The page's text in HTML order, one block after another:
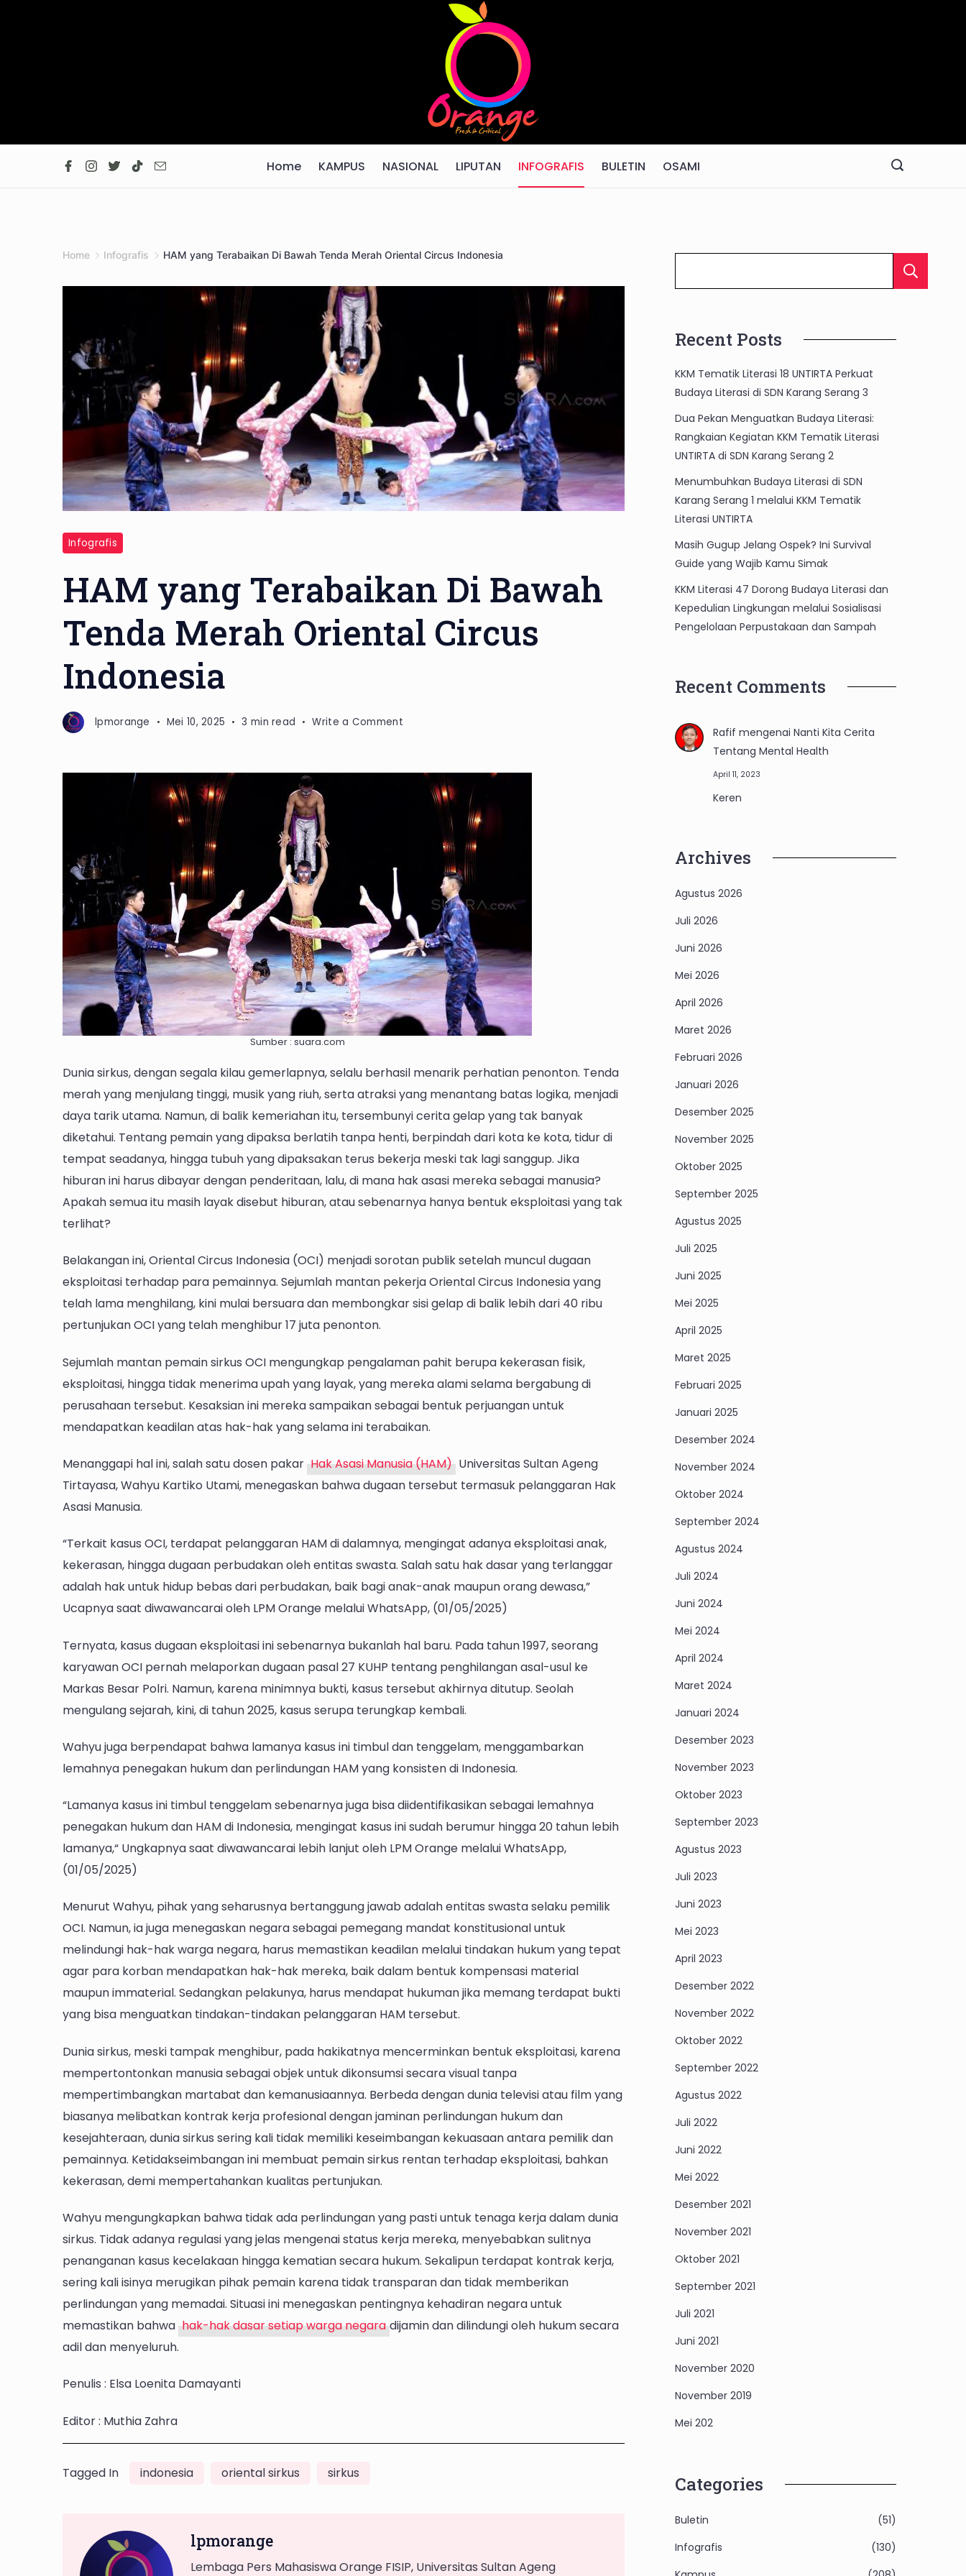
Home KAMPUS NASIONAL LIPUTAN INFOGRAFIS BULETIN OSAMI
Home Infografis HAM yang Terabaikan Di Bawah Tenda Merah Oriental Circus Indonesia
Infografis
HAM yang Terabaikan Di Bawah
Tenda Merah Oriental Circus
Indonesia
lpmorange Mei 10, 2025 3 min read Write a Commenton
Terabaikan
Bawah
Indonesia
Sumber : suara.com
Dunia sirkus, dengan segala kilau gemerlapnya, selalu berhasil menarik perhatian penonton. Tenda
merah yang menjulang tinggi, musik yang riuh, serta atraksi yang menantang batas logika, menjadi
daya tarik utama. Namun, di balik kemeriahan itu, tersembunyi cerita gelap yang tak banyak
diketahui. Tentang pemain yang dipaksa berlatih tanpa henti, berpindah dari kota ke kota, tidur di
tempat seadanya, hingga tubuh yang dipaksakan terus bekerja meski tak lagi sanggup. Jika
hiburan ini harus dibayar dengan penderitaan, lalu, di mana hak asasi mereka sebagai manusia?
Apakah semua itu masih layak disebut hiburan, atau sebenarnya hanya bentuk eksploitasi yang tak
terlihat?
Belakangan ini, Oriental Circus Indonesia (OCI) menjadi sorotan publik setelah muncul dugaan
eksploitasi terhadap para pemainnya. Sejumlah mantan pekerja Oriental Circus Indonesia yang
telah lama menghilang, kini mulai bersuara dan membongkar sisi gelap di balik lebih dari 40 ribu
pertunjukan OCI yang telah menghibur 17 juta penonton.
Sejumlah mantan pemain sirkus OCI mengungkap pengalaman pahit berupa kekerasan fisik,
eksploitasi, hingga tidak menerima upah yang layak, yang mereka alami selama bergabung di
perusahaan tersebut. Kesaksian ini mereka sampaikan sebagai bentuk perjuangan untuk
mendapatkan keadilan atas hak-hak yang selama ini terabaikan.
Menanggapi hal ini, salah satu dosen pakar Hak Asasi Manusia (HAM) Universitas Sultan Ageng
Tirtayasa, Wahyu Kartiko Utami, menegaskan bahwa dugaan tersebut termasuk pelanggaran Hak
Asasi Manusia.
“Terkait kasus OCI, terdapat pelanggaran HAM di dalamnya, mengingat adanya eksploitasi anak,
kekerasan, hingga dugaan perbudakan oleh entitas swasta. Salah satu hak dasar yang terlanggar
adalah hak untuk hidup bebas dari perbudakan, baik bagi anak-anak maupun orang dewasa,”
Ucapnya saat diwawancarai oleh LPM Orange melalui WhatsApp, (01/05/2025)
Ternyata, kasus dugaan eksploitasi ini sebenarnya bukanlah hal baru. Pada tahun 1997, seorang
karyawan OCI pernah melaporkan dugaan pasal 27 KUHP tentang penghilangan asal-usul ke
Markas Besar Polri. Namun, karena minimnya bukti, kasus tersebut akhirnya ditutup. Seolah
mengulang sejarah, kini, di tahun 2025, kasus serupa terungkap kembali.
Wahyu juga berpendapat bahwa lamanya kasus ini timbul dan tenggelam, menggambarkan
lemahnya penegakan hukum dan perlindungan HAM yang konsisten di Indonesia.
“Lamanya kasus ini timbul tenggelam sebenarnya juga bisa diidentifikasikan sebagai lemahnya
penegakan hukum dan HAM di Indonesia, mengingat kasus ini sudah berumur hingga 20 tahun lebih
lamanya,“ Ungkapnya saat diwawancarai lebih lanjut oleh LPM Orange melalui WhatsApp,
(01/05/2025)
Menurut Wahyu, pihak yang seharusnya bertanggung jawab adalah entitas swasta selaku pemilik
OCI. Namun, ia juga menegaskan negara sebagai pemegang mandat konstitusional untuk
melindungi hak-hak warga negara, harus memastikan keadilan melalui tindakan hukum yang tepat
agar para korban mendapatkan hak-hak mereka, baik dalam bentuk kompensasi material
maupun immaterial. Sedangkan pelakunya, harus mendapat hukuman jika memang terdapat bukti
yang bisa menguatkan tindakan-tindakan pelanggaran HAM tersebut.
Dunia sirkus, meski tampak menghibur, pada hakikatnya mencerminkan bentuk eksploitasi, karena
mempertontonkan manusia sebagai objek untuk dikonsumsi secara visual tanpa
mempertimbangkan martabat dan kemanusiaannya. Berbeda dengan dunia televisi atau film yang
biasanya melibatkan kontrak kerja profesional dengan jaminan perlindungan hukum dan
kesejahteraan, dunia sirkus sering kali tidak memiliki keseimbangan kekuasaan antara pemilik dan
pemainnya. Ketidakseimbangan ini membuat pemain sirkus rentan terhadap eksploitasi, bahkan
kekerasan, demi mempertahankan kualitas pertunjukan.
Wahyu mengungkapkan bahwa tidak ada perlindungan yang pasti untuk tenaga kerja dalam dunia
sirkus. Tidak adanya regulasi yang jelas mengenai status kerja mereka, menyebabkan sulitnya
penanganan kasus kecelakaan hingga kematian secara hukum. Sekalipun terdapat kontrak kerja,
sering kali isinya merugikan pihak pemain karena tidak transparan dan tidak memberikan
perlindungan yang memadai. Situasi ini menegaskan pentingnya kehadiran negara untuk
memastikan bahwa hak-hak dasar setiap warga negara dijamin dan dilindungi oleh hukum secara
adil dan menyeluruh.
Penulis : Elsa Loenita Damayanti
Editor : Muthia Zahra
Tagged In indonesia oriental sirkus sirkus
lpmorange
Lembaga Pers Mahasiswa Orange FISIP, Universitas Sultan Ageng
Recent Posts
KKM Tematik Literasi 18 UNTIRTA Perkuat
Budaya Literasi di SDN Karang Serang 3
Dua Pekan Menguatkan Budaya Literasi:
Rangkaian Kegiatan KKM Tematik Literasi
UNTIRTA di SDN Karang Serang 2
Menumbuhkan Budaya Literasi di SDN
Karang Serang 1 melalui KKM Tematik
Literasi UNTIRTA
Masih Gugup Jelang Ospek? Ini Survival
Guide yang Wajib Kamu Simak
KKM Literasi 47 Dorong Budaya Literasi dan
Kepedulian Lingkungan melalui Sosialisasi
Pengelolaan Perpustakaan dan Sampah
Recent Comments
Rafif mengenaiNanti Kita Cerita
Tentang Mental Health
April 11, 2023
Keren
Archives
Agustus 2026
Juli 2026
Juni 2026
Mei 2026
April 2026
Maret 2026
Februari 2026
Januari 2026
Desember 2025
November 2025
Oktober 2025
September 2025
Agustus 2025
Juli 2025
Juni 2025
Mei 2025
April 2025
Maret 2025
Februari 2025
Januari 2025
Desember 2024
November 2024
Oktober 2024
September 2024
Agustus 2024
Juli 2024
Juni 2024
Mei 2024
April 2024
Maret 2024
Januari 2024
Desember 2023
November 2023
Oktober 2023
September 2023
Agustus 2023
Juli 2023
Juni 2023
Mei 2023
April 2023
Desember 2022
November 2022
Oktober 2022
September 2022
Agustus 2022
Juli 2022
Juni 2022
Mei 2022
Desember 2021
November 2021
Oktober 2021
September 2021
Juli 2021
Juni 2021
November 2020
November 2019
Mei 202
Categories
Buletin
(51)
Infografis
(130)